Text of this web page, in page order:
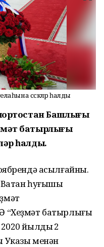
сәскәләр һалды
Башлығы
батырлығы
һалды.
асылғайны.
Ватан һуғышы
“Хеҙмәт батырлығы
йылдың 2
Указы менән